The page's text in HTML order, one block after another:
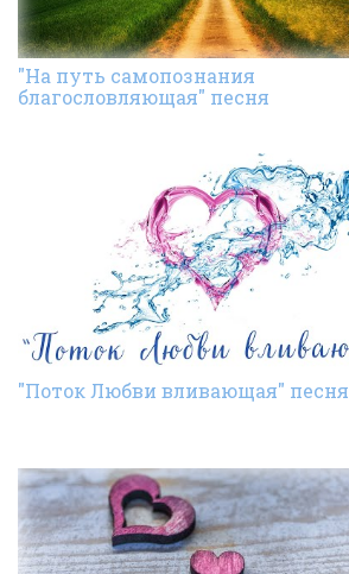
"На путь самопознания
благословляющая" песня
"Поток Любви вливающая" песня